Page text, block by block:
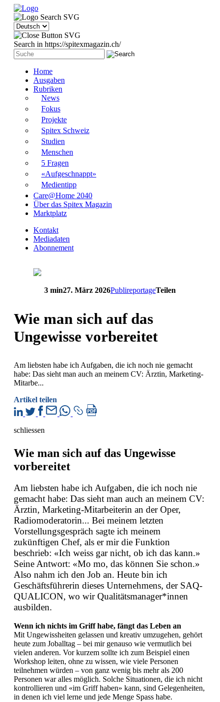
Search in https://spitexmagazin.ch/
Home
Ausgaben
Rubriken
News
Fokus
Projekte
Spitex Schweiz
Studien
Menschen
5 Fragen
«Aufgeschnappt»
Medientipp
Care@Home 2040
Über das Spitex Magazin
Marktplatz
Kontakt
Mediadaten
Abonnement
3 min27. März 2026PublireportageTeilen
Wie man sich auf das
Ungewisse vorbereitet
Am liebsten habe ich Aufgaben, die ich noch nie gemacht
habe: Das sieht man auch an meinem CV: Ärztin, Marketing-
Mitarbe...
Artikel teilen
schliessen
Wie man sich auf das Ungewisse
vorbereitet
Am liebsten habe ich Aufgaben, die ich noch nie
gemacht habe: Das sieht man auch an meinem CV:
Ärztin, Marketing-Mitarbeiterin an der Oper,
Radiomoderatorin... Bei meinem letzten
Vorstellungsgespräch sagte ich meinem
zukünftigen Chef, als er mir die Funktion
beschrieb: «Ich weiss gar nicht, ob ich das kann.»
Seine Antwort: «Mo mo, das können Sie schon.»
Also nahm ich den Job an. Heute bin ich
Geschäftsführerin dieses Unternehmens, der SAQ-
QUALICON, wo wir Qualitätsmanager*innen
ausbilden.
Wenn ich nichts im Griff habe, fängt das Leben an
Mit Ungewissheiten gelassen und kreativ umzugehen, gehört
heute zum Joballtag – bei mir genauso wie vermutlich bei
vielen anderen. Vor kurzem sollte ich zum Beispiel einen
Workshop leiten, ohne zu wissen, wie viele Personen
teilnehmen würden – von ganz wenig bis mehr als 200
Personen war alles möglich. Solche Situationen, die ich nicht
kontrollieren und «im Griff haben» kann, sind Gelegenheiten,
in denen ich viel lerne und jede Menge Spass habe.